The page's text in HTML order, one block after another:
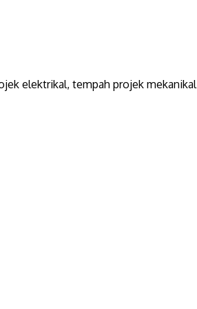
elektrikal, tempah projek mekanikal